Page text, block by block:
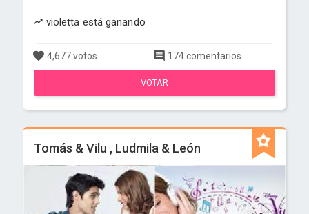
violetta está ganando
4,677 votos 174 comentarios
VOTAR
Tomás & Vilu , Ludmila & León